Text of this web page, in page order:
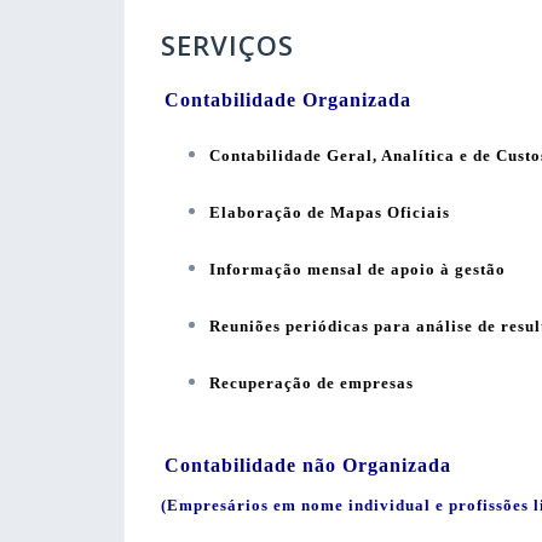
SERVIÇOS
Contabilidade Organizada
Contabilidade Geral, Analítica e de
Elaboração de Mapas Oficiais
Informação mensal de apoio à gestão
Reuniões periódicas para análise de
Recuperação de empresas
Contabilidade não Organizada
(Empresários em nome individual e profissões